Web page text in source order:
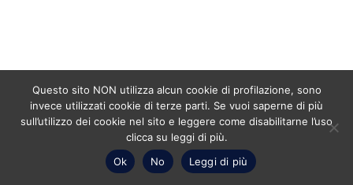
Questo sito NON utilizza alcun cookie di profilazione, sono
invece utilizzati cookie di terze parti. Se vuoi saperne di più
sull’utilizzo dei cookie nel sito e leggere come disabilitarne l’uso
clicca su leggi di più.
Ok
No Leggi di più